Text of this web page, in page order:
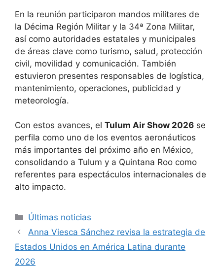
En la reunión participaron mandos militares de
la Décima Región Militar y la 34ª Zona Militar,
así como autoridades estatales y municipales
de áreas clave como turismo, salud, protección
civil, movilidad y comunicación. También
estuvieron presentes responsables de logística,
mantenimiento, operaciones, publicidad y
meteorología.
Con estos avances, el Tulum Air Show 2026 se
perfila como uno de los eventos aeronáuticos
más importantes del próximo año en México,
consolidando a Tulum y a Quintana Roo como
referentes para espectáculos internacionales de
alto impacto.
Categorías
Últimas noticias
Anna Viesca Sánchez revisa la estrategia de
Estados Unidos en América Latina durante
2026